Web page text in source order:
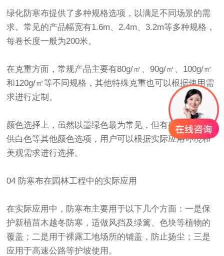
绿化防寒布提供了多种规格选项，以满足不同场景的需
求。常见的产品幅宽有1.6m、2.4m、3.2m等多种规格，
每卷长度一般为200米。
在克重方面，常规产品主要有80g/㎡、90g/㎡、100g/㎡
和120g/㎡等不同规格，其他特殊克重也可以根据使用需
求进行定制。
颜色选择上，虽然以墨绿色最为常见，但有些厂家也提
供白色等其他颜色选项，用户可以根据实际应用环境和
美观需求进行选择。
04 防寒布在园林工程中的实际应用
在实际应用中， 防寒布主要用于以下几个方面：一是保
护新植苗木越冬防寒，适做风挡及绿篱、色块等植物的
覆盖；二是用于裸露工地场所的铺盖，防止扬尘；三是
应用于高速公路等护坡使用。